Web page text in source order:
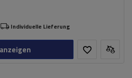
Individuelle Lieferung